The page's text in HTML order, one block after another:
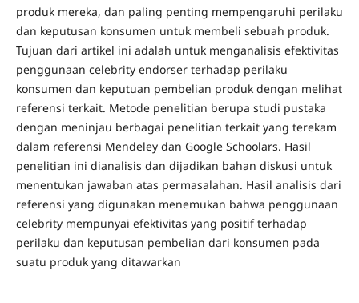
produk mereka, dan paling penting mempengaruhi perilaku
dan keputusan konsumen untuk membeli sebuah produk.
Tujuan dari artikel ini adalah untuk menganalisis efektivitas
penggunaan celebrity endorser terhadap perilaku
konsumen dan keputuan pembelian produk dengan melihat
referensi terkait. Metode penelitian berupa studi pustaka
dengan meninjau berbagai penelitian terkait yang terekam
dalam referensi Mendeley dan Google Schoolars. Hasil
penelitian ini dianalisis dan dijadikan bahan diskusi untuk
menentukan jawaban atas permasalahan. Hasil analisis dari
referensi yang digunakan menemukan bahwa penggunaan
celebrity mempunyai efektivitas yang positif terhadap
perilaku dan keputusan pembelian dari konsumen pada
suatu produk yang ditawarkan